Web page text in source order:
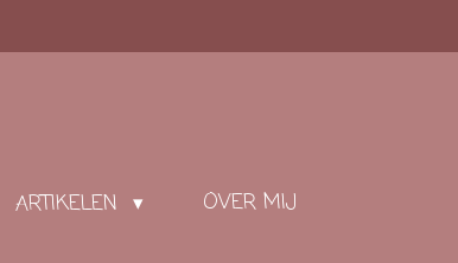
ARTIKELEN
OVER MIJ